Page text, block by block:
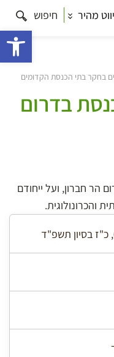
מהיר חיפוש
בחקר בתי הכנסת הקדומים
בדרום
חברון, ועל ייחודם
והכרונולוגית.